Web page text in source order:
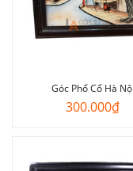
Góc Phố Cổ Hà Nội
300.000₫